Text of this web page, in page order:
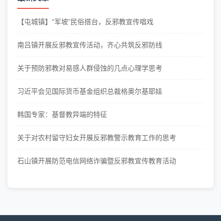
【屯城镇】“军坡”民俗搭台，反邪教宣传唱戏
南吕镇开展反邪教宣传活动，齐心共筑反邪防线
关于预防邪教对易感人群侵蚀的几点心理学思考
习近平会见国际货币基金组织总裁格奥尔基耶娃
韩国专家：基督教异端的特征
关于对农村留守妇女开展反邪教警示教育工作的思考
石山镇开展防范电信网络诈骗暨反邪教宣传教育活动